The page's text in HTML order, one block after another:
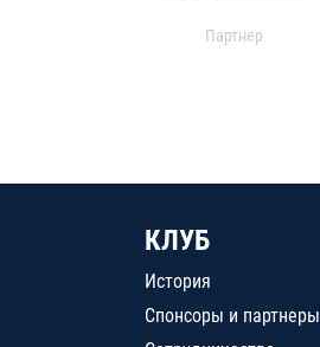
Партнер
КЛУБ
История
Спонсоры и партнеры